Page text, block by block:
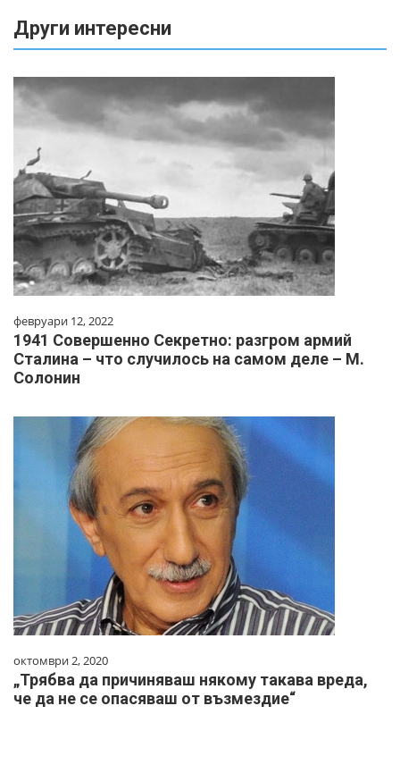
Други интересни
февруари 12, 2022
1941 Совершенно Секретно: разгром армий
Сталина – что случилось на самом деле – М.
Солонин
октомври 2, 2020
„Трябва да причиняваш някому такава вреда,
че да не се опасяваш от възмездие“